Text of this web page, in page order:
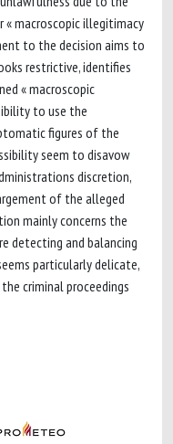
macroscopic illegitimacy
to the decision aims to
restrictive, identifies
« macroscopic
to use the
figures of the
seem to disavow
discretion,
of the alleged
mainly concerns the
detecting and balancing
particularly delicate,
criminal proceedings